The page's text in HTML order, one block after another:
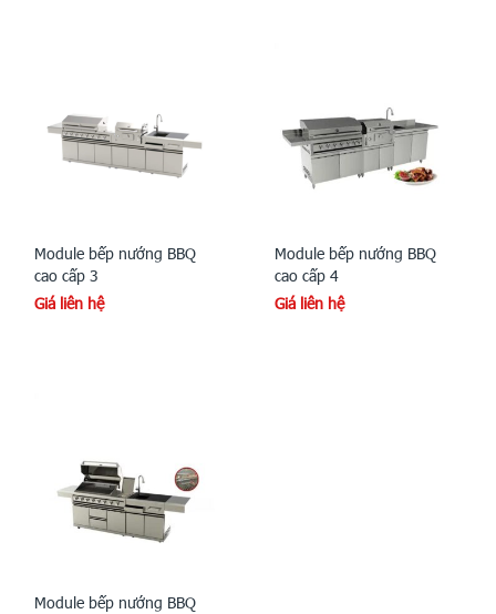
Module bếp nướng BBQ
cao cấp 3
Giá liên hệ
Module bếp nướng BBQ
cao cấp 4
Giá liên hệ
Module bếp nướng BBQ